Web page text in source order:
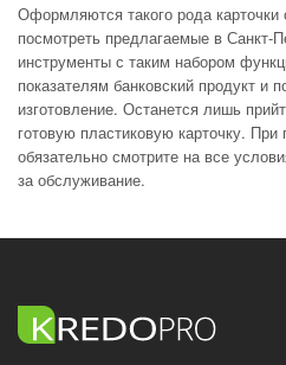
Оформляются такого рода
посмотреть предлагаемые в Санкт-
инструменты с таким набором
показателям банковский продукт и
изготовление. Останется лишь
готовую пластиковую карточку.
обязательно смотрите на все
за обслуживание.